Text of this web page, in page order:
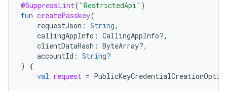
@SuppressLint( "RestrictedApi" )
fun createPasskey(
requestJson : String,
callingAppInfo : CallingAppInfo?,
clientDataHash : ByteArray?,
accountId : String?
)
{
val request =